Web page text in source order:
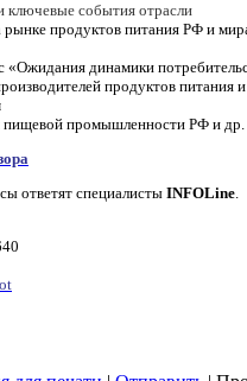
ключевые события отрасли
продуктов питания РФ и
динамики
продуктов питания
пищевой промышленности РФ и др.
ответят специалисты INFOLine.